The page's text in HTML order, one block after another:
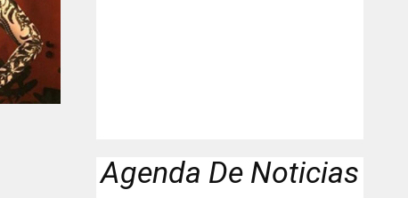
Agenda De Noticias